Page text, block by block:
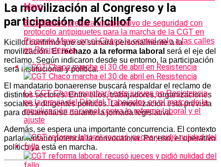
La movilización al Congreso y la
participación de Kicillof
Kicillof confirmó que se sumará personalmente a la
movilización. Elrechazo a la reforma laboral será el eje del
reclamo. Según indicaron desde su entorno, la participación
será institucional y política.
El mandatario bonaerense buscará respaldar el reclamo de
distintos sectores. Entre ellos, trabajadores, organizaciones
sociales y dirigentes políticos. La movilización está prevista
para desarrollarse durante la jornada legislativa.
Además, se espera una importante concurrencia. El contexto
parlamentario potencia la convocatoria. Por eso, el operativo
político ya está en marcha.
El Gobierno prepara un operativo de seguridad con
protocolo antipiquetes para la marcha de la CGT en
Plaza de Mayo; en el Chaco la central sale a las calles
en Resistencia
La CGT Chaco marchará este jueves en Resistencia
en la previa del Día del Trabajador, en el marco de la
movilización nacional contra la reforma laboral y el
ajuste